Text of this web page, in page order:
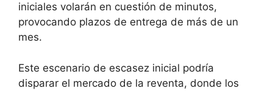
iniciales volarán en cuestión de minutos,
provocando plazos de entrega de más de un
mes.
Este escenario de escasez inicial podría
disparar el mercado de la reventa, donde los